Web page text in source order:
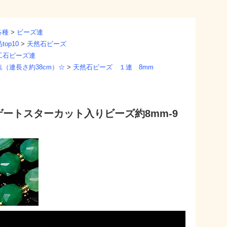
種 > ビーズ連
top10 > 天然石ビーズ
石ビーズ連
連長さ約38cm）☆ > 天然石ビーズ １連 8mm
トスターカット入りビーズ約8mm-9